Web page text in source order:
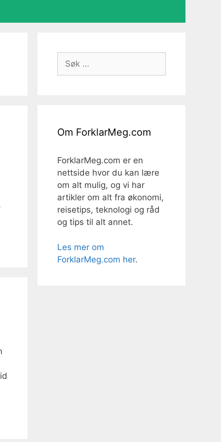
Søk
etter:
Om ForklarMeg.com
ForklarMeg.com er en
nettside hvor du kan lære
om alt mulig, og vi har
artikler om alt fra økonomi,
reisetips, teknologi og råd
og tips til alt annet.
Les mer om
ForklarMeg.com her.